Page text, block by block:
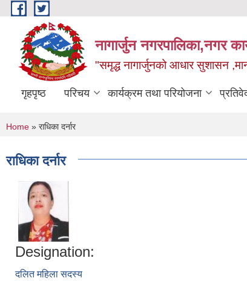
Skip to main content
नागार्जुन नगरपालिका,नगर
"समृद्ध नागार्जुनको आधार सुशासन
गृहपृष्ठ परिचय कार्यक्रम तथा परियोजना
You are here
Home » राधिका दर्नार
राधिका दर्नार
Designation:
दलित महिला सदस्य